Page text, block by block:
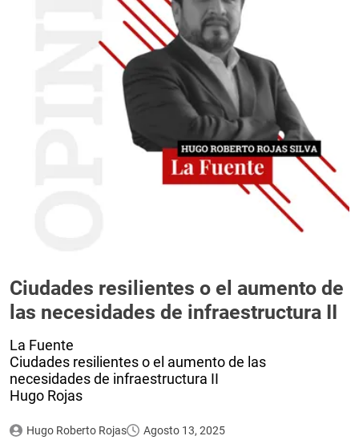
Ciudades resilientes o el aumento de
las necesidades de infraestructura II
La Fuente
Ciudades resilientes o el aumento de las
necesidades de infraestructura II
Hugo Rojas
Hugo Roberto Rojas Agosto 13, 2025